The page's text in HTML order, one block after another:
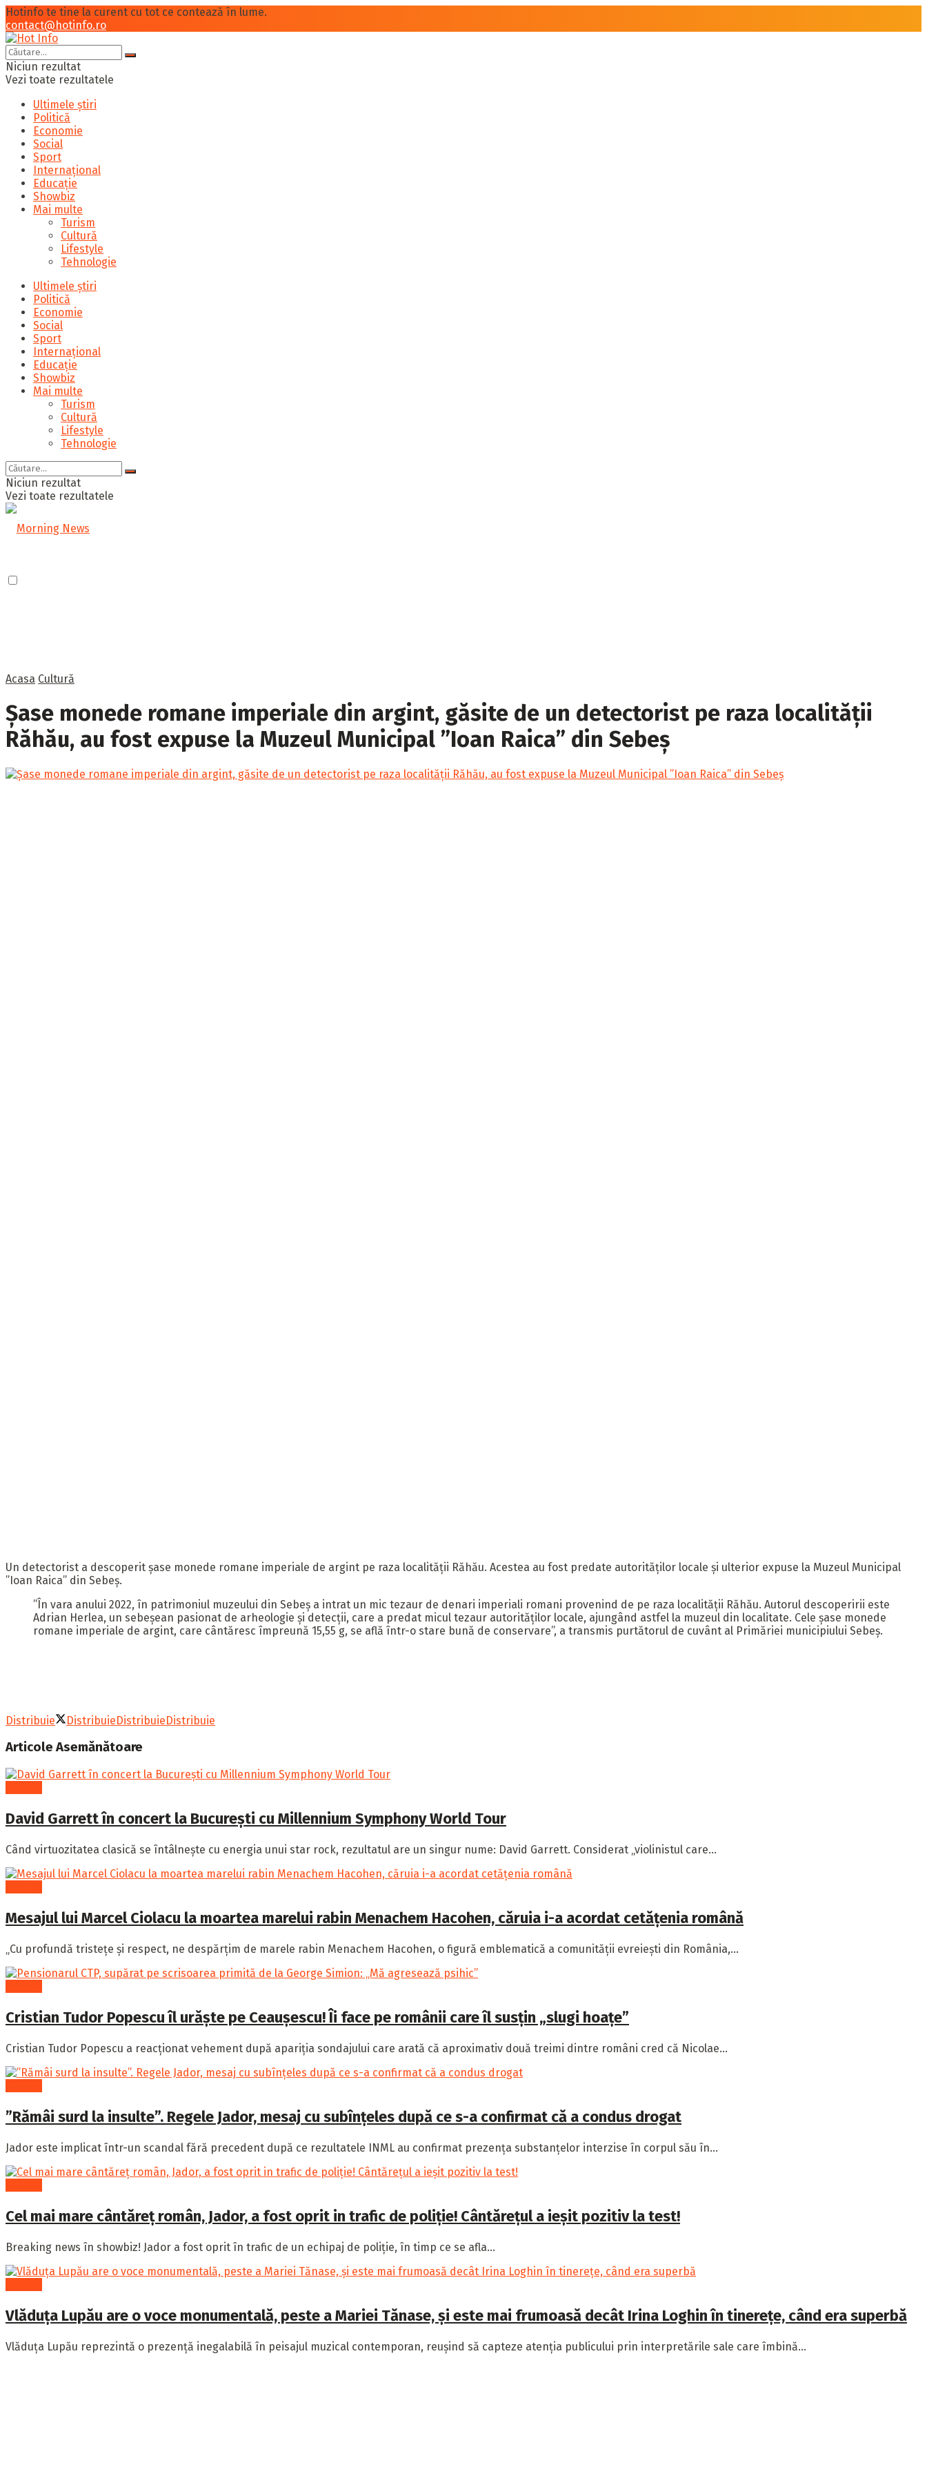
Hotinfo te tine la curent cu tot ce contează în lume.
contact@hotinfo.ro
Niciun rezultat
Vezi toate rezultatele
Ultimele știri
Politică
Economie
Social
Sport
Internațional
Educație
Showbiz
Mai multe
Turism
Cultură
Lifestyle
Tehnologie
Ultimele știri
Politică
Economie
Social
Sport
Internațional
Educație
Showbiz
Mai multe
Turism
Cultură
Lifestyle
Tehnologie
Niciun rezultat
Vezi toate rezultatele
Acasa Cultură
Șase monede romane imperiale din argint, găsite de un detectorist pe raza localității
Răhău, au fost expuse la Muzeul Municipal ”Ioan Raica” din Sebeș
Un detectorist a descoperit șase monede romane imperiale de argint pe raza localității Răhău. Acestea au fost predate autorităților locale și ulterior expuse la Muzeul Municipal
”Ioan Raica” din Sebeș.
”În vara anului 2022, în patrimoniul muzeului din Sebeş a intrat un mic tezaur de denari imperiali romani provenind de pe raza localităţii Răhău. Autorul descoperirii este
Adrian Herlea, un sebeşean pasionat de arheologie şi detecţii, care a predat micul tezaur autorităţilor locale, ajungând astfel la muzeul din localitate. Cele şase monede
romane imperiale de argint, care cântăresc împreună 15,55 g, se află într-o stare bună de conservare”, a transmis purtătorul de cuvânt al Primăriei municipiului Sebeș.
Distribuie DistribuieDistribuieDistribuie
Articole Asemănătoare
David Garrett în concert la București cu Millennium Symphony World Tour
Când virtuozitatea clasică se întâlnește cu energia unui star rock, rezultatul are un singur nume: David Garrett. Considerat „violinistul care...
Mesajul lui Marcel Ciolacu la moartea marelui rabin Menachem Hacohen, căruia i-a acordat cetățenia română
„Cu profundă tristețe și respect, ne despărțim de marele rabin Menachem Hacohen, o figură emblematică a comunității evreiești din România,...
Cristian Tudor Popescu îl urăște pe Ceaușescu! Îi face pe românii care îl susțin „slugi hoațe”
Cristian Tudor Popescu a reacționat vehement după apariția sondajului care arată că aproximativ două treimi dintre români cred că Nicolae...
”Rămâi surd la insulte”. Regele Jador, mesaj cu subînțeles după ce s-a confirmat că a condus drogat
Jador este implicat într-un scandal fără precedent după ce rezultatele INML au confirmat prezența substanțelor interzise în corpul său în...
Cel mai mare cântăreț român, Jador, a fost oprit in trafic de poliție! Cântărețul a ieșit pozitiv la test!
Breaking news în showbiz! Jador a fost oprit în trafic de un echipaj de poliție, în timp ce se afla...
Vlăduța Lupău are o voce monumentală, peste a Mariei Tănase, și este mai frumoasă decât Irina Loghin în tinerețe, când era superbă
Vlăduța Lupău reprezintă o prezență inegalabilă în peisajul muzical contemporan, reușind să capteze atenția publicului prin interpretările sale care îmbină...